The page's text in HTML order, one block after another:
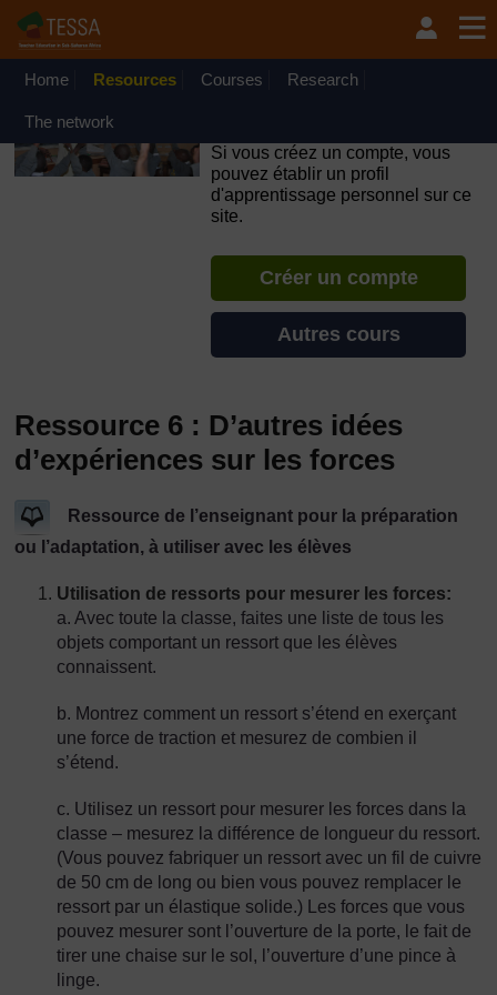
Passer au contenu principal
OpenLearn Create will be unavailable on Wednesday 12
August 2026 from 8am to 10.30am (GMT) due to routine
Home Resources Courses Research
The network
Si vous créez un compte, vous
pouvez établir un profil
d'apprentissage personnel sur ce
site.
Créer un compte
Autres cours
Ressource 6 : D’autres idées
d’expériences sur les forces
Ressource de l’enseignant pour la préparation
ou l’adaptation, à utiliser avec les élèves
Utilisation de ressorts pour mesurer les forces:
a. Avec toute la classe, faites une liste de tous les
objets comportant un ressort que les élèves
connaissent.
b. Montrez comment un ressort s’étend en exerçant
une force de traction et mesurez de combien il
s’étend.
c. Utilisez un ressort pour mesurer les forces dans la
classe – mesurez la différence de longueur du ressort.
(Vous pouvez fabriquer un ressort avec un fil de cuivre
de 50 cm de long ou bien vous pouvez remplacer le
ressort par un élastique solide.) Les forces que vous
pouvez mesurer sont l’ouverture de la porte, le fait de
tirer une chaise sur le sol, l’ouverture d’une pince à
linge.